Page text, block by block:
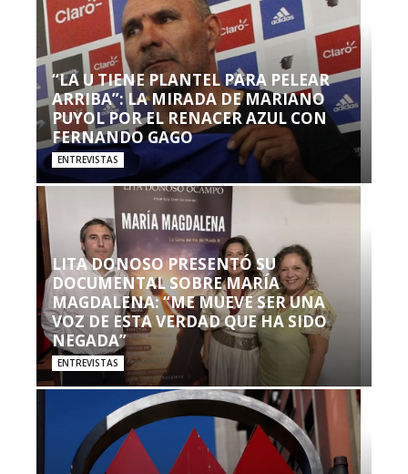
“LA U TIENE PLANTEL PARA PELEAR
ARRIBA”: LA MIRADA DE MARIANO
PUYOL POR EL RENACER AZUL CON
FERNANDO GAGO
ENTREVISTAS
LITA DONOSO PRESENTÓ SU
DOCUMENTAL SOBRE MARÍA
MAGDALENA: “ME MUEVE SER UNA
VOZ DE ESTA VERDAD QUE HA SIDO
NEGADA”
ENTREVISTAS